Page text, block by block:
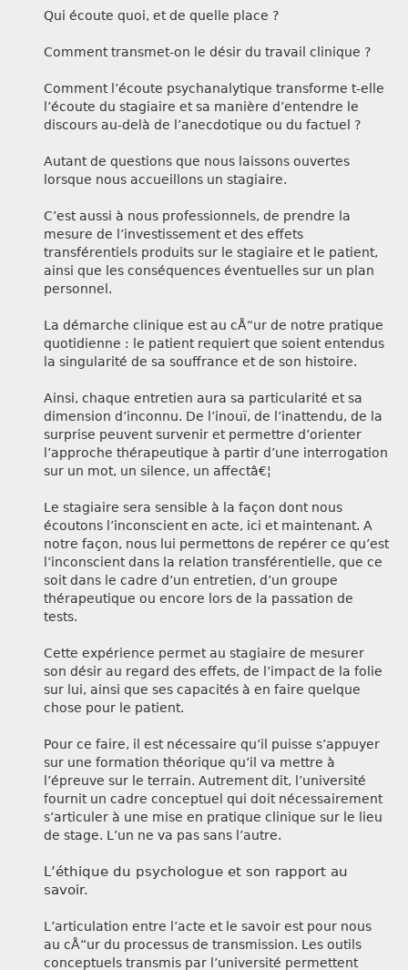
Qui écoute quoi, et de quelle place ?
Comment transmet-on le désir du travail clinique ?
Comment l’écoute psychanalytique transforme t-elle
l’écoute du stagiaire et sa manière d’entendre le
discours au-delà de l’anecdotique ou du factuel ?
Autant de questions que nous laissons ouvertes
lorsque nous accueillons un stagiaire.
C’est aussi à nous professionnels, de prendre la
mesure de l’investissement et des effets
transférentiels produits sur le stagiaire et le patient,
ainsi que les conséquences éventuelles sur un plan
personnel.
La démarche clinique est au cÅ“ur de notre pratique
quotidienne : le patient requiert que soient entendus
la singularité de sa souffrance et de son histoire.
Ainsi, chaque entretien aura sa particularité et sa
dimension d’inconnu. De l’inouï, de l’inattendu, de la
surprise peuvent survenir et permettre d’orienter
l’approche thérapeutique à partir d’une interrogation
sur un mot, un silence, un affectâ€¦
Le stagiaire sera sensible à la façon dont nous
écoutons l’inconscient en acte, ici et maintenant. A
notre façon, nous lui permettons de repérer ce qu’est
l’inconscient dans la relation transférentielle, que ce
soit dans le cadre d’un entretien, d’un groupe
thérapeutique ou encore lors de la passation de
tests.
Cette expérience permet au stagiaire de mesurer
son désir au regard des effets, de l’impact de la folie
sur lui, ainsi que ses capacités à en faire quelque
chose pour le patient.
Pour ce faire, il est nécessaire qu’il puisse s’appuyer
sur une formation théorique qu’il va mettre à
l’épreuve sur le terrain. Autrement dit, l’université
fournit un cadre conceptuel qui doit nécessairement
s’articuler à une mise en pratique clinique sur le lieu
de stage. L’un ne va pas sans l’autre.
L’éthique du psychologue et son rapport au
savoir.
L’articulation entre l’acte et le savoir est pour nous
au cÅ“ur du processus de transmission. Les outils
conceptuels transmis par l’université permettent